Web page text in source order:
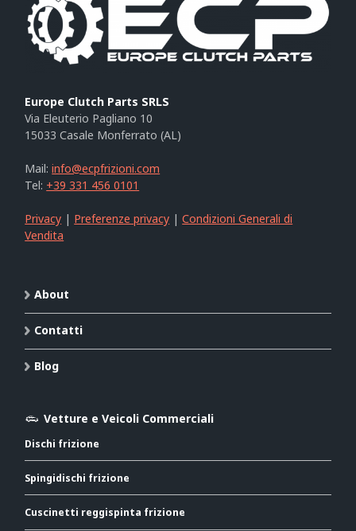
Europe Clutch Parts SRLS
Via Eleuterio Pagliano 10
15033 Casale Monferrato (AL)
Mail:info@ecpfrizioni.com
Tel: +39 331 456 0101
Privacy | Preferenze privacy |Condizioni Generali di
Vendita
About
Contatti
Blog
Vetture e Veicoli Commerciali
Dischi frizione
Spingidischi frizione
Cuscinetti reggispinta frizione